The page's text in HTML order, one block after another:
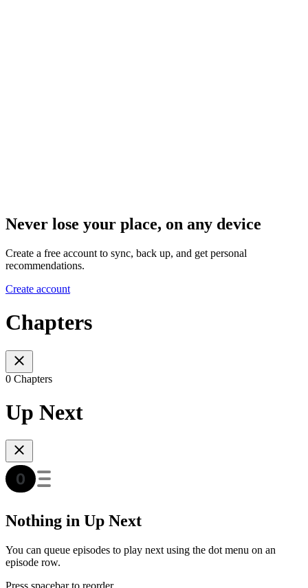
Never lose your place, on any device
Create a free account to sync, back up, and get personal
recommendations.
Create account
Chapters
0 Chapters
Up Next
Nothing in Up Next
You can queue episodes to play next using the dot menu on an
episode row.